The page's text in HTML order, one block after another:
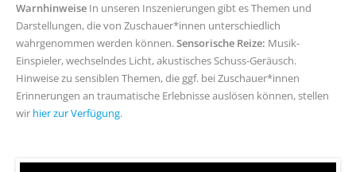
Warnhinweise In unseren Inszenierungen gibt es Themen und
Darstellungen, die von Zuschauer*innen unterschiedlich
wahrgenommen werden können.Sensorische Reize: Musik-
Einspieler, wechselndes Licht, akustisches Schuss-Geräusch.
Hinweise zu sensiblen Themen, die ggf. bei Zuschauer*innen
Erinnerungen an traumatische Erlebnisse auslösen können, stellen
wir hier zur Verfügung.